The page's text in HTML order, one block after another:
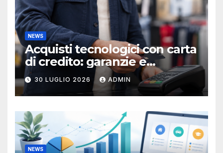
NEWS
Acquisti tecnologici con carta
di credito: garanzie e
protezioni
30 LUGLIO 2026 ADMIN
NEWS